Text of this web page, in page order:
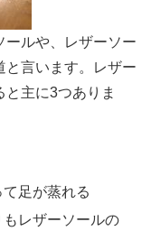
ールや、レザーソー
と言います。レザー
主に3つありま
足が蒸れる
レザーソールの